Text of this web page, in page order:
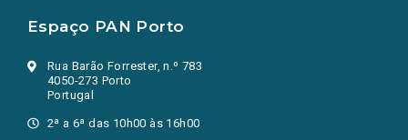
Espaço PAN Porto
Rua Barão Forrester, n.º 783
4050-273 Porto
Portugal
2ª a 6ª das 10h00 às 16h00